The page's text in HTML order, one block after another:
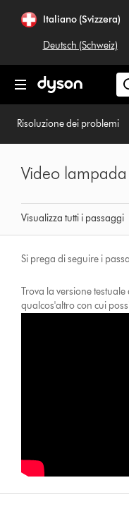
navigazioneItaliano (Svizzera)
Deutsch (Schweiz)
Risoluzione dei problemi
Visualizza tutti i passaggi
Video
Si prega di seguire i
Trova la versione
qualcos'altro con cui